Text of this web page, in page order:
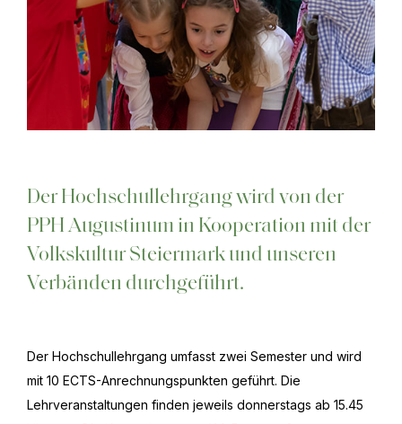
Der Hochschullehrgang wird von der
PPH Augustinum in Kooperation mit der
Volkskultur Steiermark und unseren
Verbänden durchgeführt.
Der Hochschullehrgang umfasst zwei Semester und wird
mit 10 ECTS-Anrechnungspunkten geführt. Die
Lehrveranstaltungen finden jeweils donnerstags ab 15.45